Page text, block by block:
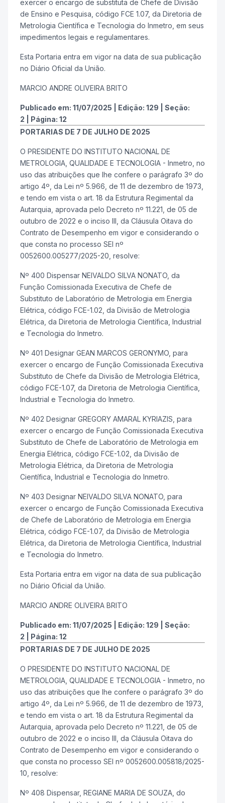
exercer o encargo de substituta de Chefe de Divisão
de Ensino e Pesquisa, código FCE 1.07, da Diretoria de
Metrologia Científica e Tecnologia do Inmetro, em seus
impedimentos legais e regulamentares.
Esta Portaria entra em vigor na data de sua publicação
no Diário Oficial da União.
MARCIO ANDRE OLIVEIRA BRITO
Publicado em: 11/07/2025 Edição: 129
Seção:
2
Página: 12
PORTARIAS DE 7 DE JULHO DE 2025
O PRESIDENTE DO INSTITUTO NACIONAL DE
METROLOGIA, QUALIDADE E TECNOLOGIA - Inmetro, no
uso das atribuições que lhe confere o parágrafo 3º do
artigo 4º, da Lei nº 5.966, de 11 de dezembro de 1973,
e tendo em vista o art. 18 da Estrutura Regimental da
Autarquia, aprovada pelo Decreto nº 11.221, de 05 de
outubro de 2022 e o inciso III, da Cláusula Oitava do
Contrato de Desempenho em vigor e considerando o
que consta no processo SEI nº
0052600.005277/2025-20, resolve:
Nº 400 Dispensar NEIVALDO SILVA NONATO, da
Função Comissionada Executiva de Chefe de
Substituto de Laboratório de Metrologia em Energia
Elétrica, código FCE-1.02, da Divisão de Metrologia
Elétrica, da Diretoria de Metrologia Científica, Industrial
e Tecnologia do Inmetro.
Nº 401 Designar GEAN MARCOS GERONYMO, para
exercer o encargo de Função Comissionada Executiva
Substituto de Chefe da Divisão de Metrologia Elétrica,
código FCE-1.07, da Diretoria de Metrologia Científica,
Industrial e Tecnologia do Inmetro.
Nº 402 Designar GREGORY AMARAL KYRIAZIS, para
exercer o encargo de Função Comissionada Executiva
Substituto de Chefe de Laboratório de Metrologia em
Energia Elétrica, código FCE-1.02, da Divisão de
Metrologia Elétrica, da Diretoria de Metrologia
Científica, Industrial e Tecnologia do Inmetro.
Nº 403 Designar NEIVALDO SILVA NONATO, para
exercer o encargo de Função Comissionada Executiva
de Chefe de Laboratório de Metrologia em Energia
Elétrica, código FCE-1.07, da Divisão de Metrologia
Elétrica, da Diretoria de Metrologia Científica, Industrial
e Tecnologia do Inmetro.
Esta Portaria entra em vigor na data de sua publicação
no Diário Oficial da União.
MARCIO ANDRE OLIVEIRA BRITO
Publicado em: 11/07/2025 Edição: 129
Seção:
2
Página: 12
PORTARIAS DE 7 DE JULHO DE 2025
O PRESIDENTE DO INSTITUTO NACIONAL DE
METROLOGIA, QUALIDADE E TECNOLOGIA - Inmetro, no
uso das atribuições que lhe confere o parágrafo 3º do
artigo 4º, da Lei nº 5.966, de 11 de dezembro de 1973,
e tendo em vista o art. 18 da Estrutura Regimental da
Autarquia, aprovada pelo Decreto nº 11.221, de 05 de
outubro de 2022 e o inciso III, da Cláusula Oitava do
Contrato de Desempenho em vigor e considerando o
que consta no processo SEI nº 0052600.005818/2025-
10, resolve:
Nº 408 Dispensar, REGIANE MARIA DE SOUZA, do